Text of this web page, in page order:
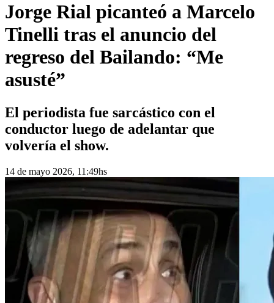
Jorge Rial picanteó a Marcelo
Tinelli tras el anuncio del
regreso del Bailando: “Me
asusté”
El periodista fue sarcástico con el
conductor luego de adelantar que
volvería el show.
14 de mayo 2026, 11:49hs